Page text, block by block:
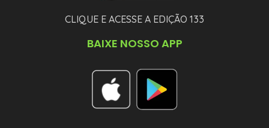
CLIQUE E ACESSE A EDIÇÃO 133
BAIXE NOSSO APP